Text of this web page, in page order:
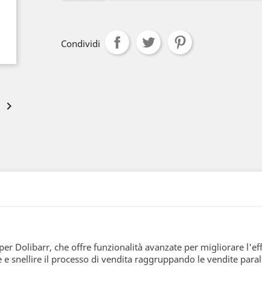

Condividi
Dolibarr, che offre funzionalità avanzate per migliorare
snellire il processo di vendita raggruppando le vendite